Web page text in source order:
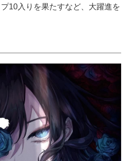
10入りを果たすなど、大躍進を